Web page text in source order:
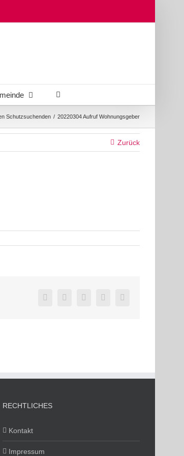
Schutzsuchenden / 20220304 Aufruf Wohnungsgeber
Zurück
FacebookTwitter LinkedInPinterest
RECHTLICHES
Kontakt
Impressum